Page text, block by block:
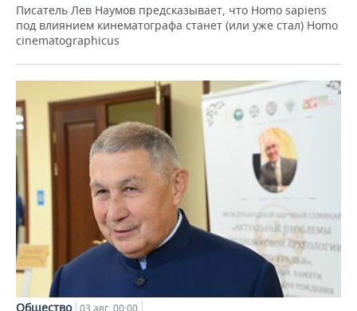
Писатель Лев Наумов предсказывает, что Homo sapiens
под влиянием кинематографа станет (или уже стал) Homo
cinematographicus
Общество 03 авг, 00:00